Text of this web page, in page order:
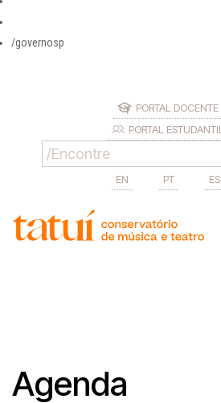
/governosp
PORTAL DOCENTE
PORTAL ESTUDANTIL
EN PT ES
Agenda